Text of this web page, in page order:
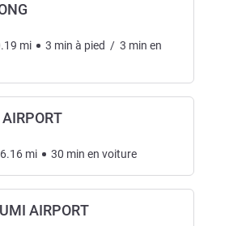
mi 3 min à pied / 3 min en
mi 30 min en voiture
AIRPORT